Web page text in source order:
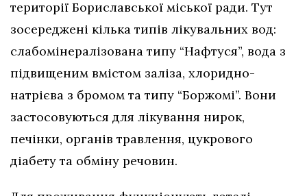
території Бориславської міської ради. Тут
зосереджені кілька типів лікувальних вод:
слабомінералізована типу “Нафтуся”, вода з
підвищеним вмістом заліза, хлоридно-
натрієва з бромом та типу “Боржомі”. Вони
застосовуються для лікування нирок,
печінки, органів травлення, цукрового
діабету та обміну речовин.